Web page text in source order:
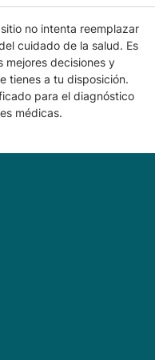
no intenta reemplazar
cuidado de la salud. Es
mejores decisiones y
tienes a tu disposición.
para el diagnóstico
médicas.